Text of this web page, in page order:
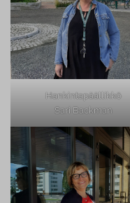
Hankintapäällikkö
Sari Backman